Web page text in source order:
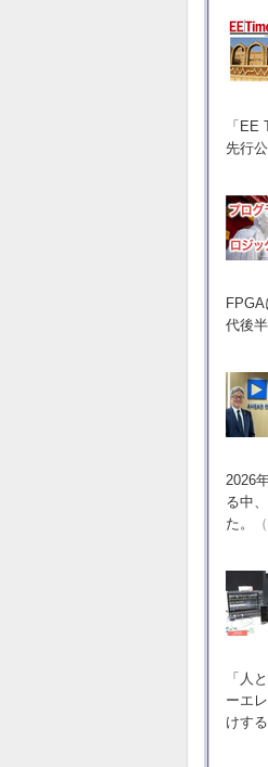
「
先行
代後
2026
る中
た。
「人
ーエ
けする